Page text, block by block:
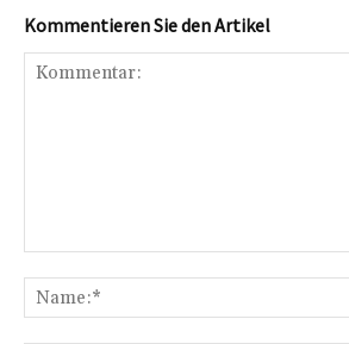
Kommentieren Sie den Artikel